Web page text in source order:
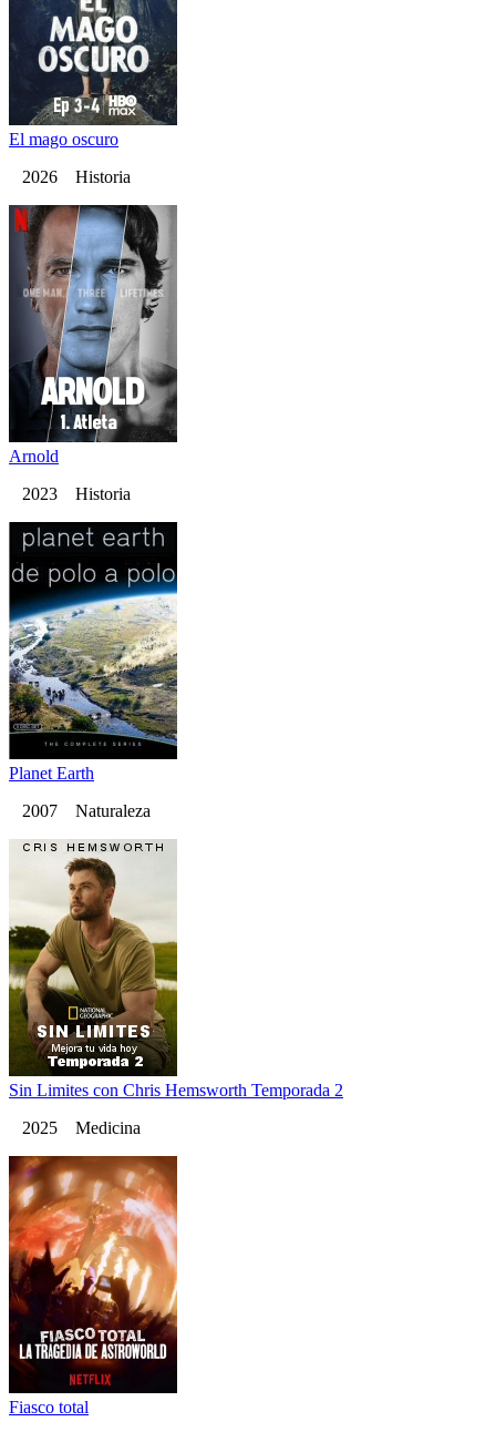
El mago oscuro
2026 Historia
Arnold
2023 Historia
Planet Earth
2007 Naturaleza
Sin Limites con Chris Hemsworth Temporada 2
2025 Medicina
Fiasco total